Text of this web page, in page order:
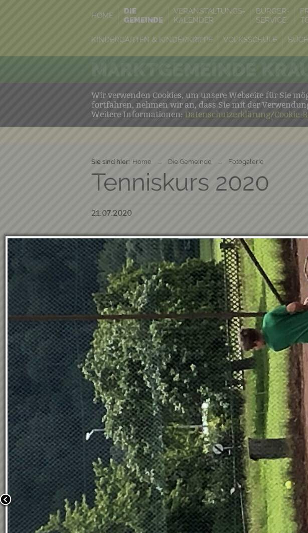
HOME
DIE
GEMEINDE
VERANSTALTUNGS-
KALENDER
BÜRGER-
SERVICE
KINDERGARTEN & KINDERKRIPPE VOLKSSCHULE
MARKTGEMEINDE
Wir verwenden Cookies, um unsere Webseite für Sie
fortfahren, nehmen wir an, dass Sie mit der
Weitere Informationen: Datenschutzerklärung/Cookie-
Sie sind hier: Home → Die Gemeinde → Fotogalerie
Tenniskurs 2020
21.07.2020
51Treffer Seite1von2